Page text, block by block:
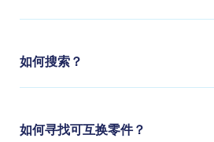
如何搜索？
如何寻找可互换零件？